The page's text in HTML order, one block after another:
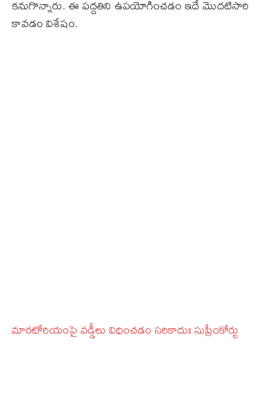
కనుగొన్నారు. ఈ పద్దతిని ఉపయోగించడం ఇదే మొదటిసారి
కావడం విశేషం.
మారటోరియంపై వడ్డీలు విధించడం సరికాదుః సుప్రీంకోర్టు